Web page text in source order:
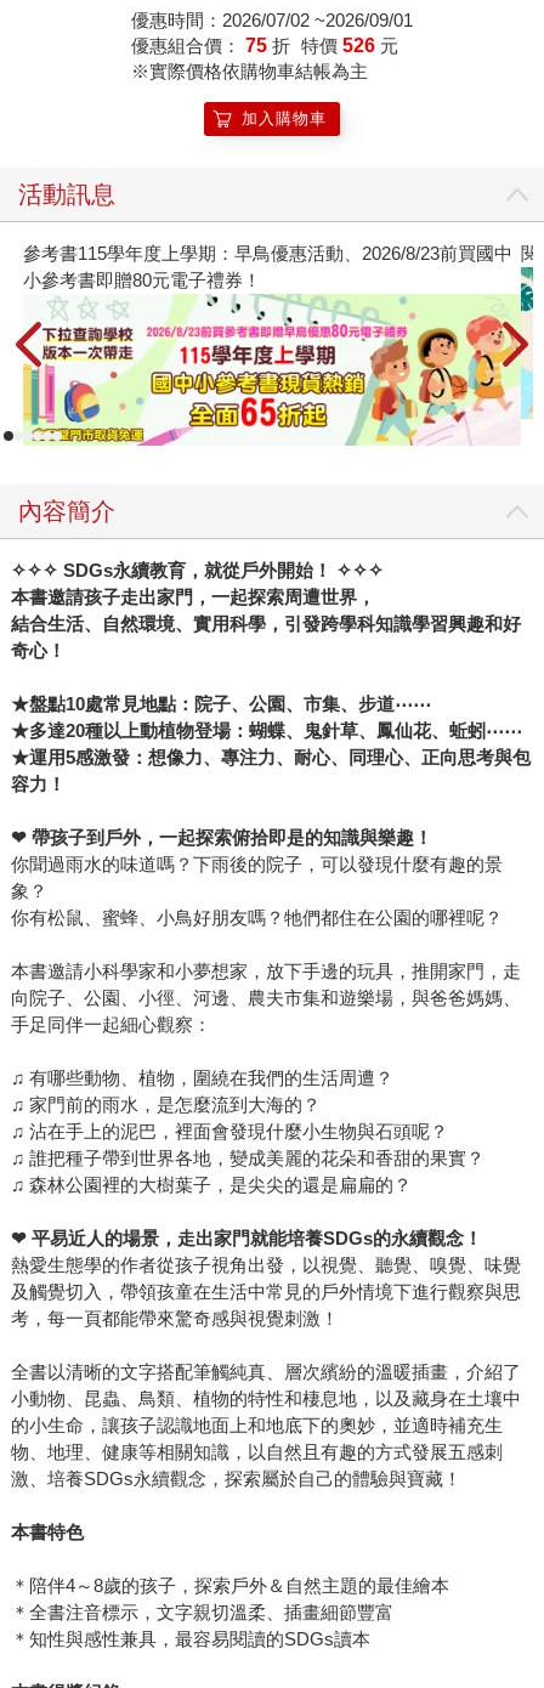
喜愛的朋友
優惠時間：2026/07/02 ~2026/09/01
優惠組合價： 75 折 特價 526 元
※實際價格依購物車結帳為主
加入購物車
活動訊息
、2026/8/23前買國中 閱讀漫遊錄-2026上半年暢銷榜
內容簡介
✧✧✧ SDGs永續教育，就從戶外開始！ ✧✧✧
本書邀請孩子走出家門，一起探索周遭世界，
結合生活、自然環境、實用科學，引發跨學科知識學習興趣和好
奇心！
★盤點10處常見地點：院子、公園、市集、步道⋯⋯
★多達20種以上動植物登場：蝴蝶、鬼針草、鳳仙花、蚯蚓 ⋯⋯
★運用5感激發：想像力、專注力、耐心、同理心、正向思考與包
容力！
❤帶孩子到戶外，一起探索俯拾即是的知識與樂趣！
你聞過雨水的味道嗎？下雨後的院子，可以發現什麼有趣的景
象？
你有松鼠、蜜蜂、小鳥好朋友嗎？牠們都住在公園的哪裡呢？
本書邀請小科學家和小夢想家，放下手邊的玩具，推開家門，走
向院子、公園、小徑、河邊、農夫市集和遊樂場，與爸爸媽媽、
手足同伴一起細心觀察：
♫ 有哪些動物、植物，圍繞在我們的生活周遭？
♫ 家門前的雨水，是怎麼流到大海的？
♫ 沾在手上的泥巴，裡面會發現什麼小生物與石頭呢？
♫ 誰把種子帶到世界各地，變成美麗的花朵和香甜的果實？
♫ 森林公園裡的大樹葉子，是尖尖的還是扁扁的？
❤平易近人的場景，走出家門就能培養SDGs的永續觀念！
熱愛生態學的作者從孩子視角出發，以視覺、聽覺、嗅覺、味覺
及觸覺切入，帶領孩童在生活中常見的戶外情境下進行觀察與思
考，每一頁都能帶來驚奇感與視覺刺激！
全書以清晰的文字搭配筆觸純真、層次繽紛的溫暖插畫，介紹了
小動物、昆蟲、鳥類、植物的特性和棲息地，以及藏身在土壤中
的小生命，讓孩子認識地面上和地底下的奧妙，並適時補充生
物、地理、健康等相關知識，以自然且有趣的方式發展五感刺
激、培養SDGs永續觀念，探索屬於自己的體驗與寶藏！
本書特色
＊陪伴4～8歲的孩子，探索戶外＆自然主題的最佳繪本
＊全書注音標示，文字親切溫柔、插畫細節豐富
＊知性與感性兼具，最容易閱讀的SDGs讀本